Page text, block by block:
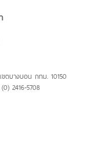
ตบางบอน กทม. 10150
2416-5708